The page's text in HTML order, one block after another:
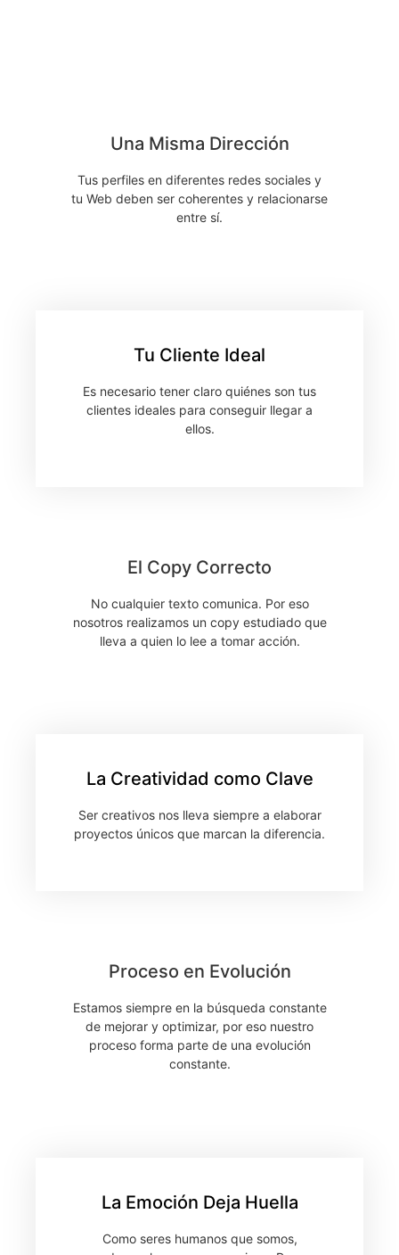
Una Misma Dirección
Tus perfiles en diferentes redes sociales y
tu Web deben ser coherentes y relacionarse
entre sí.
Tu Cliente Ideal
Es necesario tener claro quiénes son tus
clientes ideales para conseguir llegar a
ellos.
El Copy Correcto
No cualquier texto comunica. Por eso
nosotros realizamos un copy estudiado que
lleva a quien lo lee a tomar acción.
La Creatividad como Clave
Ser creativos nos lleva siempre a elaborar
proyectos únicos que marcan la diferencia.
Proceso en Evolución
Estamos siempre en la búsqueda constante
de mejorar y optimizar, por eso nuestro
proceso forma parte de una evolución
constante.
La Emoción Deja Huella
Como seres humanos que somos,